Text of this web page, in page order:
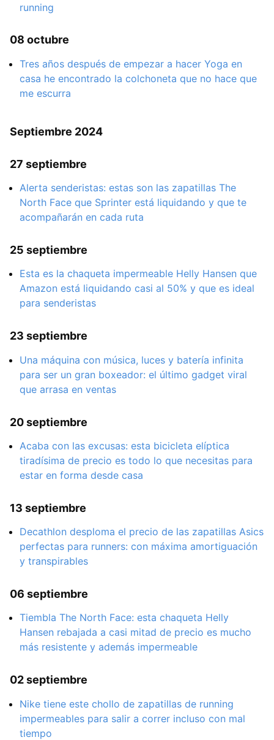
running
08 octubre
Tres años después de empezar a hacer Yoga en
casa he encontrado la colchoneta que no hace que
me escurra
Septiembre 2024
27 septiembre
Alerta senderistas: estas son las zapatillas The
North Face que Sprinter está liquidando y que te
acompañarán en cada ruta
25 septiembre
Esta es la chaqueta impermeable Helly Hansen que
Amazon está liquidando casi al 50% y que es ideal
para senderistas
23 septiembre
Una máquina con música, luces y batería infinita
para ser un gran boxeador: el último gadget viral
que arrasa en ventas
20 septiembre
Acaba con las excusas: esta bicicleta elíptica
tiradísima de precio es todo lo que necesitas para
estar en forma desde casa
13 septiembre
Decathlon desploma el precio de las zapatillas Asics
perfectas para runners: con máxima amortiguación
y transpirables
06 septiembre
Tiembla The North Face: esta chaqueta Helly
Hansen rebajada a casi mitad de precio es mucho
más resistente y además impermeable
02 septiembre
Nike tiene este chollo de zapatillas de running
impermeables para salir a correr incluso con mal
tiempo